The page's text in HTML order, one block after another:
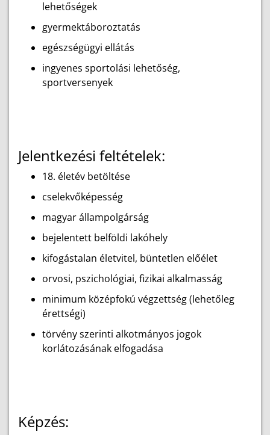
lehetőségek
gyermektáboroztatás
egészségügyi ellátás
ingyenes sportolási lehetőség,
sportversenyek
Jelentkezési feltételek:
18. életév betöltése
cselekvőképesség
magyar állampolgárság
bejelentett belföldi lakóhely
kifogástalan életvitel, büntetlen előélet
orvosi, pszichológiai, fizikai alkalmasság
minimum középfokú végzettség (lehetőleg
érettségi)
törvény szerinti alkotmányos jogok
korlátozásának elfogadása
Képzés: